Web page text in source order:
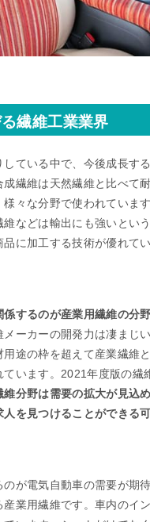
繊維工業業界
ている中で、今後成長す
繊維は天然繊維と比べて
々な分野で使われていま
などは輸出にも強いとい
に加工する技術が優れて
するのが産業用繊維の分野
ーカーの開発力は凄まじい
途の枠を超えて産業繊維
います。2021年度版の繊
維分野は需要の拡大が見込
人を見つけることができる
が電気自動車の需要が期
業用繊維です。車内のイ